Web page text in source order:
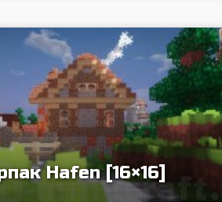
Hafen [16×16]